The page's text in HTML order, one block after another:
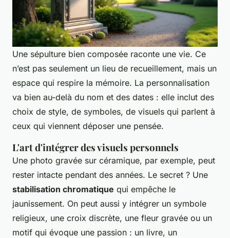
Une sépulture bien composée raconte une vie. Ce
n’est pas seulement un lieu de recueillement, mais un
espace qui respire la mémoire. La personnalisation
va bien au-delà du nom et des dates : elle inclut des
choix de style, de symboles, de visuels qui parlent à
ceux qui viennent déposer une pensée.
L'art d'intégrer des visuels personnels
Une photo gravée sur céramique, par exemple, peut
rester intacte pendant des années. Le secret ? Une
stabilisation chromatique qui empêche le
jaunissement. On peut aussi y intégrer un symbole
religieux, une croix discrète, une fleur gravée ou un
motif qui évoque une passion : un livre, un